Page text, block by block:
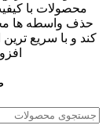
محصولات با
حذف واسطه ها
کند و با سریع